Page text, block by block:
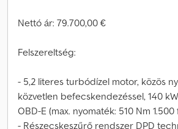
Nettó ár: 79.700,00 €
Felszereltség:
- 5,2 literes turbódízel motor, közös
közvetlen befecskendezéssel, 140 kW
OBD-E (max. nyomaték: 510 Nm
- Részecskeszűrő rendszer DPD